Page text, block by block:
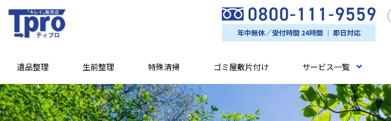
年中無休／受付時間 24時間 ｜ 即日対応
遺品整理 生前整理 特殊清掃 ゴミ屋敷片付け サービス一覧